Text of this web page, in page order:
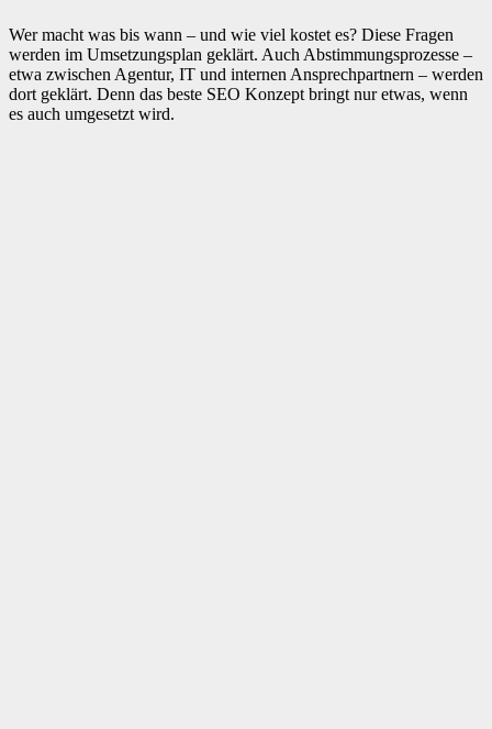
Wer macht was bis wann – und wie viel kostet es? Diese Fragen
werden im Umsetzungsplan geklärt. Auch Abstimmungsprozesse –
etwa zwischen Agentur, IT und internen Ansprechpartnern – werden
dort geklärt. Denn das beste SEO Konzept bringt nur etwas, wenn
es auch umgesetzt wird.